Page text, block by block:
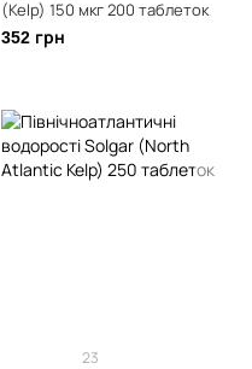
(Kelp) 150 мкг 200 таблеток
352 грн
23